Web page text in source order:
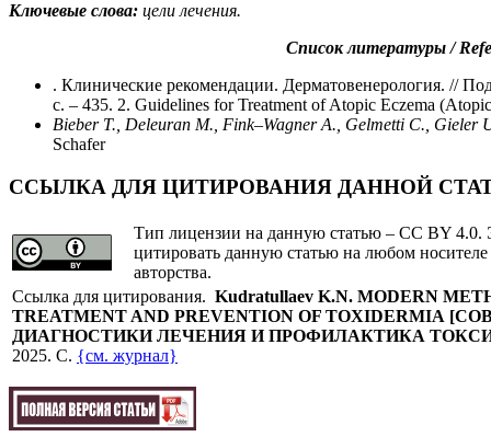
Ключевые слова: цели лечения.
Список литературы /
. Клинические рекомендации. Дерматовенерология. //
с. – 435. 2. Guidelines for Treatment of Atopic Eczema
Bieber T., Deleuran M., Fink–Wagner A., Gelmetti C., Gieler
Schafer
ССЫЛКА ДЛЯ ЦИТИРОВАНИЯ ДАННОЙ
Тип лицензии на данную статью – CC BY 4.0.
цитировать данную статью на любом
авторства.
Cсылка для цитирования. Kudratullaev K.N. MODERN
TREATMENT AND PREVENTION OF TOXIDERMIA [
ДИАГНОСТИКИ ЛЕЧЕНИЯ И ПРОФИЛАКТИКА
2025. C. {см. журнал}